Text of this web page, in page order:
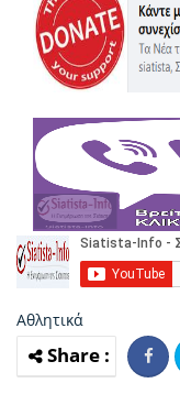
Αθλητικά